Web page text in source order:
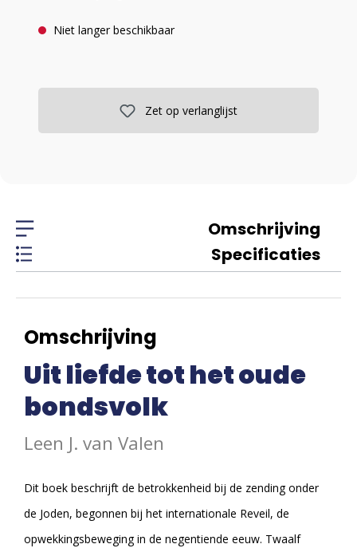
Niet langer beschikbaar
Zet op verlanglijst
Omschrijving
Specificaties
Omschrijving
Uit liefde tot het oude
bondsvolk
Leen J. van Valen
Dit boek beschrijft de betrokkenheid bij de zending onder
de Joden, begonnen bij het internationale Reveil, de
opwekkingsbeweging in de negentiende eeuw. Twaalf